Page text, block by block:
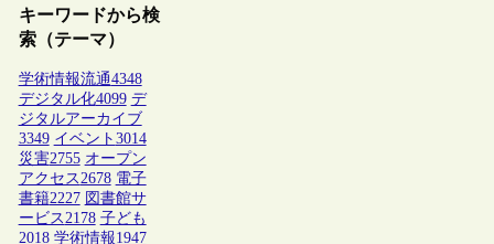
キーワードから検
索（テーマ）
学術情報流通4348
デジタル化4099 デ
ジタルアーカイブ
3349 イベント 3014
災害2755 オープン
アクセス2678 電子
書籍2227 図書館サ
ービス2178 子ども
2018 学術情報1947